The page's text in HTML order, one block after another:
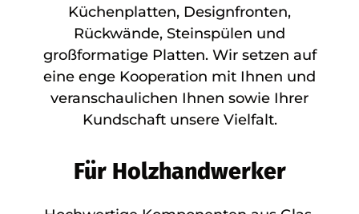
Küchenplatten, Designfronten,
Rückwände, Steinspülen und
großformatige Platten. Wir setzen auf
eine enge Kooperation mit Ihnen und
veranschaulichen Ihnen sowie Ihrer
Kundschaft unsere Vielfalt.
Für Holzhandwerker